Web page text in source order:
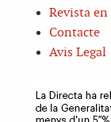
Revista en
Contacte
Avis